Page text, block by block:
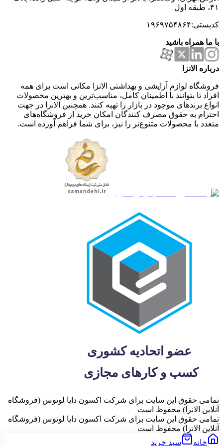
۴۱، طبقه اول
کدپستی:۱۹۶۹۷۵۴۸۶۴
با ما همراه باشید
درباره الانزا
فروشگاه لوازم آرایشی و بهداشتی الانزا مکانی است برای همه
افراد تا بتوانند با اطمینان کامل، مناسب‌ترین و بهترین محصولات
انواع برندهای موجود در بازار را تهیه کنند. همچنین الانزا در جهت
احترام به حقوق مصرف کنندگان امکان خرید از فروشگاه‌های
متعدد با محصولات متنوع‌تر را نیز، برای شما فراهم آورده است.
تمامی حقوق این سایت برای شرکت اکسون دایا لوتوس (فروشگاه
آنلاین الانزا) محفوظ است
تمامی حقوق این سایت برای شرکت اکسون دایا لوتوس (فروشگاه
آنلاین الانزا) محفوظ است
خانه
سبد خرید